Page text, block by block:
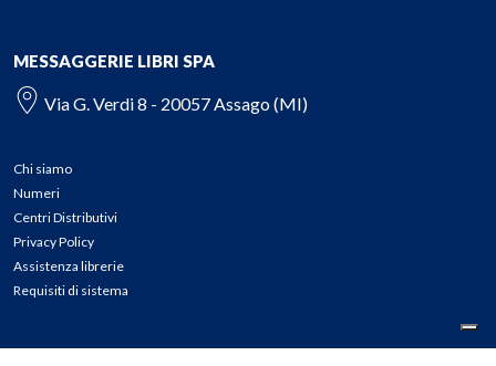
MESSAGGERIE LIBRI SPA
Via G. Verdi 8 - 20057 Assago (MI)
Chi siamo
Numeri
Centri Distributivi
Privacy Policy
Assistenza librerie
Requisiti di sistema
CONTATTI